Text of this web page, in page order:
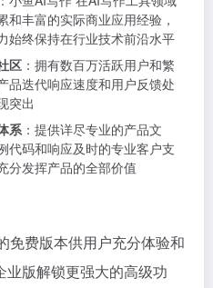
和丰富的实际商业应用经验，
始终保持在行业技术前沿水平
区 ：拥有数百万活跃用户和繁
品迭代响应速度和用户反馈处
突出
系 ：提供详尽专业的产品文
代码和响应及时的专业客户支
分发挥产品的全部价值
免费版本供用户充分体验和
版解锁更强大的高级功